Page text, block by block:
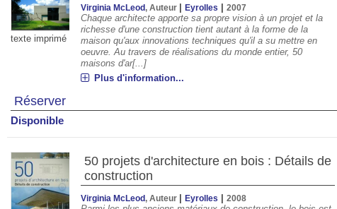
texte imprimé
Virginia McLeod, Auteur |Eyrolles |2007
Chaque architecte apporte sa propre vision à un projet et la
richesse d'une construction tient autant à la forme de la
maison qu'aux innovations techniques qu'il a su mettre en
oeuvre. Au travers de réalisations du monde entier, 50
maisons d'ar[...]
Plus d'information...
Réserver
Disponible
50 projets d'architecture en bois : Détails de
construction
Virginia McLeod, Auteur |Eyrolles |2008
22°C 22°C
02:00 03:00